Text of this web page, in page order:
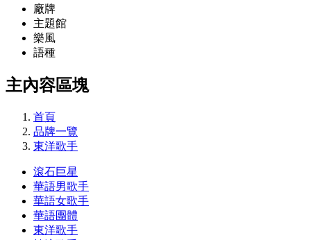
廠牌
主題館
樂風
語種
主內容區塊
首頁
品牌一覽
東洋歌手
滾石巨星
華語男歌手
華語女歌手
華語團體
東洋歌手